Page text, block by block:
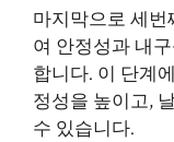
마지막으로 세
여 안정성과 내
합니다. 이 단계
정성을 높이고,
수 있습니다.